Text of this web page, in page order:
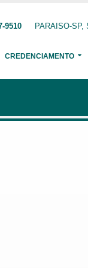
9510 PARAISO-SP,
CREDENCIAMENTO